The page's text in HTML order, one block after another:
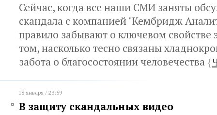
Сейчас, когда все наши СМИ заняты
скандала с компанией "Кембридж
правило забывают о ключевом свойстве
том, насколько тесно связаны
забота о благосостоянии человечества {
18 января / 23:59
В защиту скандальных видео